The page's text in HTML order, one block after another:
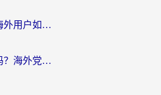
迅游和银河好用吗？海外用户如何选择回国加速器实现无缝访问国内资源
穿梭和奇游手游好用吗？海外党亲测3款回国加速器，附蜜蜂加速器七天试用攻略